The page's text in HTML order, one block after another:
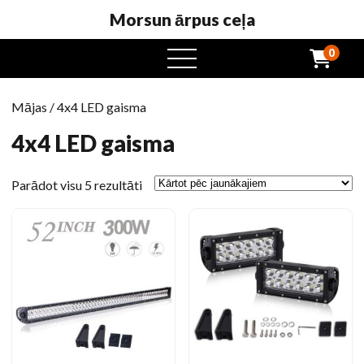
Morsun ārpus ceļa
atvērta
ēdienkarte
0
Mājas / 4x4 LED gaisma
4x4 LED gaisma
Parādot visu 5 rezultātiSakārtoti
jaunākajiem